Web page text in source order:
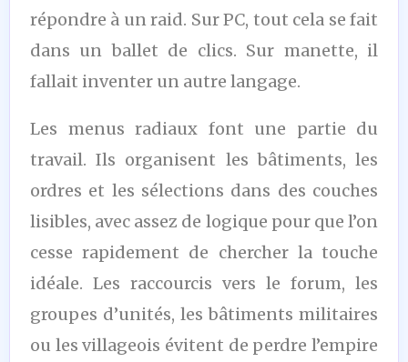
répondre à un raid. Sur PC, tout cela se fait
dans un ballet de clics. Sur manette, il
fallait inventer un autre langage.
Les menus radiaux font une partie du
travail. Ils organisent les bâtiments, les
ordres et les sélections dans des couches
lisibles, avec assez de logique pour que l’on
cesse rapidement de chercher la touche
idéale. Les raccourcis vers le forum, les
groupes d’unités, les bâtiments militaires
ou les villageois évitent de perdre l’empire